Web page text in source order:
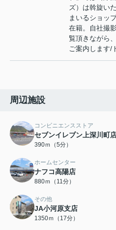
ズ）は斡旋い
まいるショッ
在籍。自社撮
覧頂きながら
ご案内します/
周辺施設
コンビニエンスストア
セブンイレブン上深川町
390ｍ（5分）
ホームセンター
ナフコ高陽店
880ｍ（11分）
その他
JA小河原支店
1350ｍ（17分）